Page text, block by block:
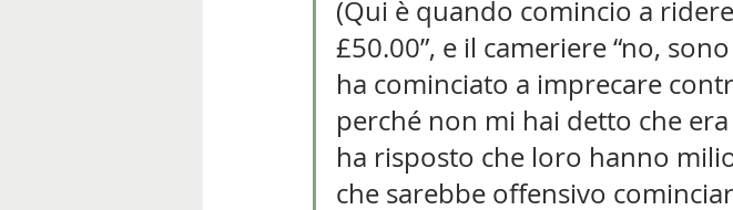
(Qui è quando comincio a
£50.00”, e il cameriere “no,
ha cominciato a imprecare
perché non mi hai detto che
ha risposto che loro hanno
che sarebbe offensivo